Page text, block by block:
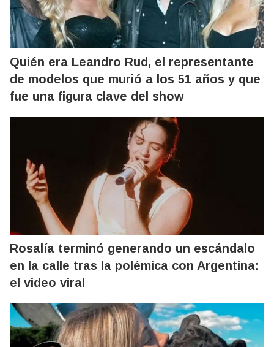
Quién era Leandro Rud, el representante
de modelos que murió a los 51 años y que
fue una figura clave del show
Rosalía terminó generando un escándalo
en la calle tras la polémica con Argentina:
el video viral